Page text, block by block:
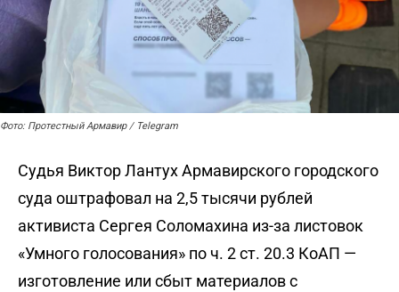
Фото: Протестный Армавир / Telegram
Судья Виктор Лантух Армавирского городского
суда оштрафовал на 2,5 тысячи рублей
активиста Сергея Соломахина из-за листовок
«Умного голосования» по ч. 2 ст. 20.3 КоАП —
изготовление или сбыт материалов с